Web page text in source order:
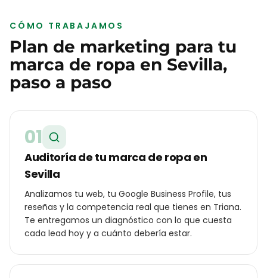
CÓMO TRABAJAMOS
Plan de marketing para tu
marca de ropa en Sevilla,
paso a paso
01
Auditoría de tu marca de ropa en
Sevilla
Analizamos tu web, tu Google Business Profile, tus
reseñas y la competencia real que tienes en Triana.
Te entregamos un diagnóstico con lo que cuesta
cada lead hoy y a cuánto debería estar.